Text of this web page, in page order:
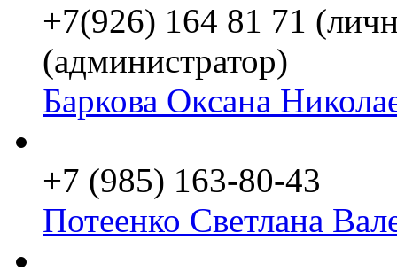
+7(926) 164 81 71
(администратор)
Баркова Оксана
+7 (985) 163-80-43
Потеенко Светлана